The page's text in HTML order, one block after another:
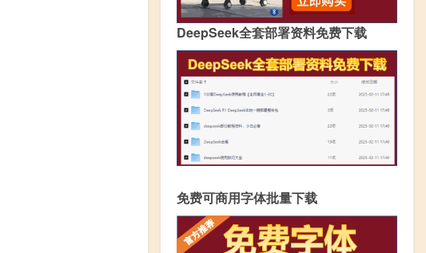
DeepSeek全套部署资料免费下载
免费可商用字体批量下载